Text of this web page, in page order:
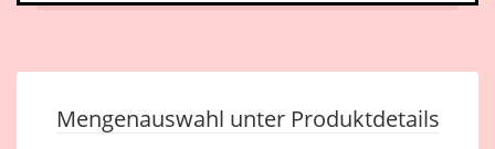
Mengenauswahl unter Produktdetails